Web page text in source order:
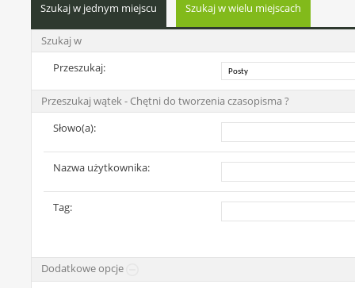
Szukaj w jednym miejscu
Szukaj w wielu miejscach
Szukaj w
Przeszukaj:
Przeszukaj wątek - Chętni do tworzenia czasopisma ?
Słowo(a):
Nazwa użytkownika:
Tag:
Dodatkowe opcje